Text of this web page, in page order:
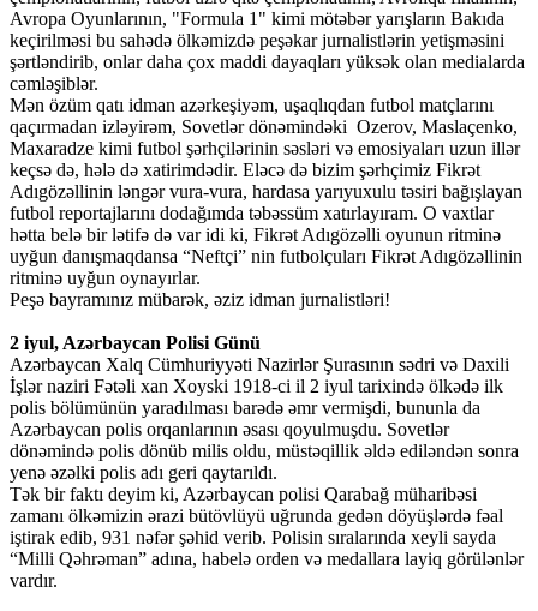
Avropa Oyunlarının, "Formula 1" kimi mötəbər yarışların Bakıda
keçirilməsi bu sahədə ölkəmizdə peşəkar jurnalistlərin yetişməsini
şərtləndirib, onlar daha çox maddi dayaqları yüksək olan medialarda
cəmləşiblər.
Mən özüm qatı idman azərkeşiyəm, uşaqlıqdan futbol matçlarını
qaçırmadan izləyirəm, Sovetlər dönəmindəki Ozerov, Maslaçenko,
Maxaradze kimi futbol şərhçilərinin səsləri və emosiyaları uzun illər
keçsə də, hələ də xatirimdədir. Eləcə də bizim şərhçimiz Fikrət
Adıgözəllinin ləngər vura-vura, hardasa yarıyuxulu təsiri bağışlayan
futbol reportajlarını dodağımda təbəssüm xatırlayıram. O vaxtlar
hətta belə bir lətifə də var idi ki, Fikrət Adıgözəlli oyunun ritminə
uyğun danışmaqdansa “Neftçi” nin futbolçuları Fikrət Adıgözəllinin
ritminə uyğun oynayırlar.
Peşə bayramınız mübarək, əziz idman jurnalistləri!
2 iyul, Azərbaycan Polisi Günü
Azərbaycan Xalq Cümhuriyyəti Nazirlər Şurasının sədri və Daxili
İşlər naziri Fətəli xan Xoyski 1918-ci il 2 iyul tarixində ölkədə ilk
polis bölümünün yaradılması barədə əmr vermişdi, bununla da
Azərbaycan polis orqanlarının əsası qoyulmuşdu. Sovetlər
dönəmində polis dönüb milis oldu, müstəqillik əldə ediləndən sonra
yenə əzəlki polis adı geri qaytarıldı.
Tək bir faktı deyim ki, Azərbaycan polisi Qarabağ müharibəsi
zamanı ölkəmizin ərazi bütövlüyü uğrunda gedən döyüşlərdə fəal
iştirak edib, 931 nəfər şəhid verib. Polisin sıralarında xeyli sayda
“Milli Qəhrəman” adına, habelə orden və medallara layiq görülənlər
vardır.